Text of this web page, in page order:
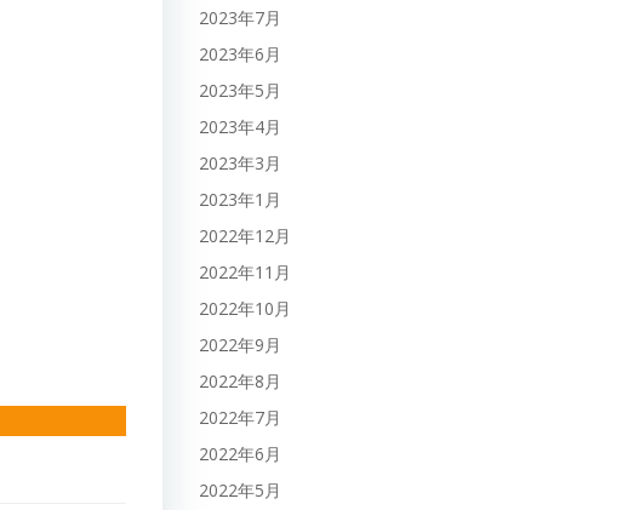
2023年7月
2023年6月
2023年5月
2023年4月
2023年3月
2023年1月
2022年12月
2022年11月
2022年10月
2022年9月
2022年8月
2022年7月
2022年6月
2022年5月